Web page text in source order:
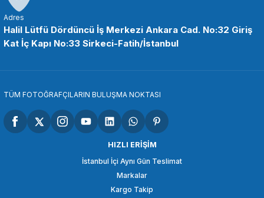
SmallRig 1135 Çift Uçlu Top Kafalı Magic Arm
SMALLRİG
SmallRig 1498B Eklemli Shirli Kol (11 '')
Adres
Halil Lütfü Dördüncü İş Merkezi Ankara Cad. No:32 Giriş
Kat İç Kapı No:33 Sirkeci-Fatih/İstanbul
TÜM FOTOĞRAFÇILARIN BULUŞMA NOKTASI
HIZLI ERİŞİM
İstanbul İçi Aynı Gün Teslimat
Markalar
Kargo Takip